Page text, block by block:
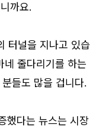
까요.
터널을 지나고 있습
줄다리기를 하는
들도 많을 겁니다.
했다는 뉴스는 시장